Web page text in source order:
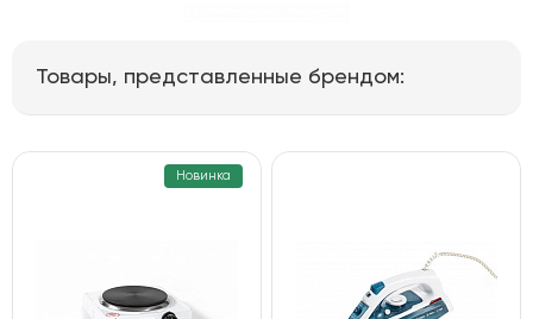
Товары, представленные брендом:
Новинка